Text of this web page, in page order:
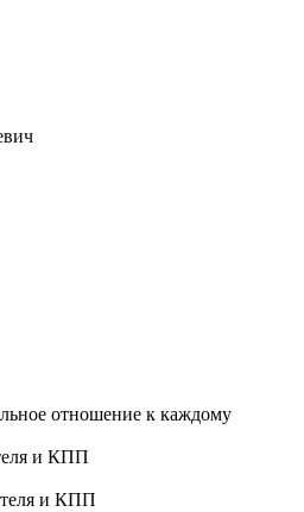
отношение к каждому
и КПП
и КПП